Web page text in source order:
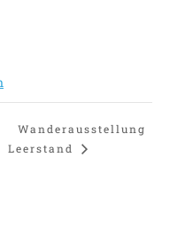
Wanderausstellung
Leerstand